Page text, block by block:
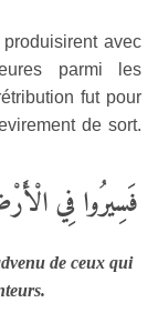
avec
parmi les
fut pour
de sort.
فَسِيرُوا فِي
de ceux qui